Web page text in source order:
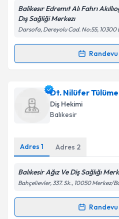
Kişisel verilerimin
Metni'ni okudum ve
kapsamda işlenmesini
Takvim
Balikesır Edremıt Alı Fahrı
Dış Sağliği Merkezı
Darsofa, Dereyolu Cad. No:55, 10300
Randevu Takvimi
Dt. Azem Çiçekliiçin
oluşturun. Size bu
takvim hazırlandığında e-
Kişisel verilerimin
kapsamda işlenmesini
Dt. Nilüfer
Diş Hekimi
Balıkesir
Adres 1 Adres 2
Balıkesir Ağız Ve Diş Sağlığı
Bahçelievler, 337. Sk., 10050 Merkez/
Randevu Takvimi